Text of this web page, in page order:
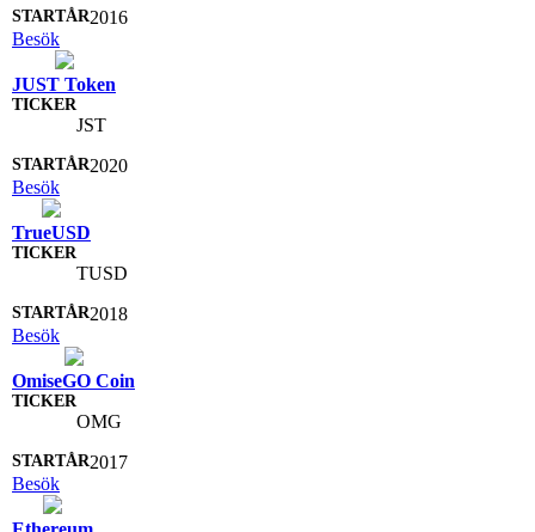
2016
Besök
JUST Token
JST
2020
Besök
TrueUSD
TUSD
2018
Besök
OmiseGO Coin
OMG
2017
Besök